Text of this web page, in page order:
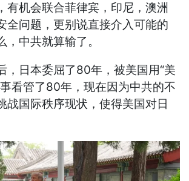
有机会联合菲律宾，印尼，澳洲
全问题，更别说直接介入可能的
，中共就算输了。
，日本委屈了80年，被美国用“美
看管了80年，现在因为中共的不
战国际秩序现状，使得美国对日